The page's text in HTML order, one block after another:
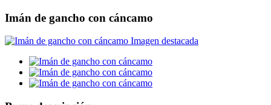
Imán de gancho con cáncamo